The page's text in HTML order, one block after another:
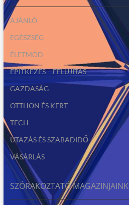
AJÁNLÓ
EGÉSZSÉG
ÉLETMÓD
ÉPÍTKEZÉS – FELÚJÍTÁS
GAZDASÁG
OTTHON ÉS KERT
TECH
UTAZÁS ÉS SZABADIDŐ
VÁSÁRLÁS
SZÓRAKOZTATÓ MAGAZINJAINK